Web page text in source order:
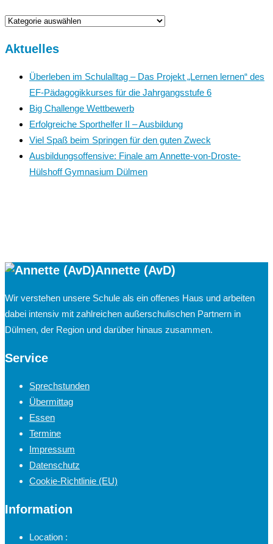
News
Aktuelles
Überleben im Schulalltag – Das Projekt „Lernen lernen“ des
EF-Pädagogikkurses für die Jahrgangsstufe 6
Big Challenge Wettbewerb
Erfolgreiche Sporthelfer II – Ausbildung
Viel Spaß beim Springen für den guten Zweck
Ausbildungsoffensive: Finale am Annette-von-Droste-
Hülshoff Gymnasium Dülmen
Annette (AvD)
Wir verstehen unsere Schule als ein offenes Haus und arbeiten
dabei intensiv mit zahlreichen außerschulischen Partnern in
Dülmen, der Region und darüber hinaus zusammen.
Service
Sprechstunden
Übermittag
Essen
Termine
Impressum
Datenschutz
Cookie-Richtlinie (EU)
Information
Location :